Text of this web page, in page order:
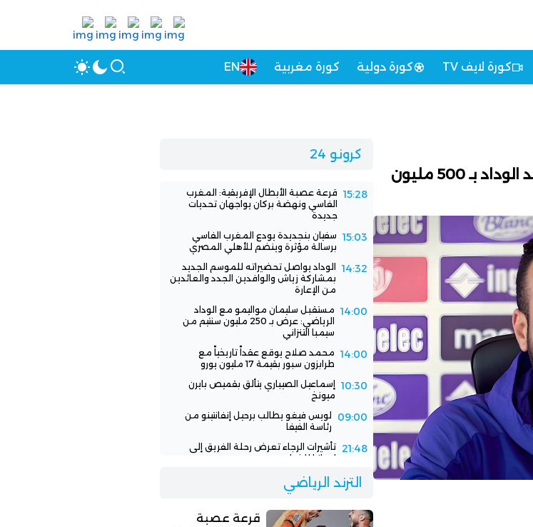
كورة لايف TV كورة دولية كورة مغربية EN
لجنة النزاعات تحكم لصالح سكومة ضد الوداد بـ 500 مليون
كرونو 24
15:28 قرعة عصبة الأبطال الإفريقية: المغرب
الفاسي ونهضة بركان يواجهان تحديات
جديدة
15:03 سفيان بنجديدة يودع المغرب الفاسي
برسالة مؤثرة وينضم للأهلي المصري
14:32
الوداد يواصل تحضيراته للموسم الجديد
بمشاركة زياش والوافدين الجدد والعائدين
من الإعارة
14:00 مستقبل سليمان مواليمو مع الوداد
الرياضي: عرض بـ 250 مليون سنتيم من
سيمبا التنزاني
14:00 محمد صلاح يوقع عقداً تاريخياً مع
طرابزون سبور بقيمة 17 مليون يورو
10:30
إسماعيل الصيباري يتألق بقميص بايرن
ميونخ
09:00
لويس فيغو يطالب برحيل إنفانتينو من
رئاسة الفيفا
21:48
تأشيرات الرجاء تعرض رحلة الفريق إلى
إسبانيا للخطر
21:00
فيفا تنفي وعود إنفانتينو للمغرب
باستضافة نهائي مونديال 2030
16:30 الرجاء يطلب من لاعبيه البحث عن فرق
جديدة
الترند الرياضي
قرعة عصبة